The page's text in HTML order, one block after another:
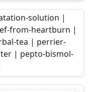
solution |
from-heartburn |
tea | perrier-
| pepto-bismol-